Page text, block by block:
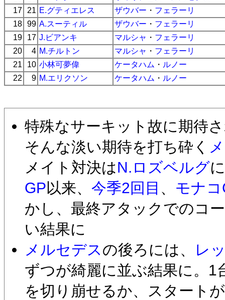
17
21 E.グティエレス ザウバー ・ フェラーリ
18 99 A.スーティル ザウバー ・ フェラーリ
19
17 J.ビアンキ マルシャ ・ フェラーリ
20
4 M.チルトン マルシャ ・ フェラーリ
21
10 小林可夢偉 ケータハム ・ ルノー
22
9 M.エリクソン ケータハム ・ ルノー
特殊なサーキット故に期待
そんな淡い期待を打ち砕く
メイト対決はN.ロズベルグ
GP以来、 今季2回目 、 モナ
かし、最終アタックでのコ
い結果に
メルセデス の後ろには、
レ
ずつが綺麗に並ぶ結果に。1
を切り崩せるか、スタート